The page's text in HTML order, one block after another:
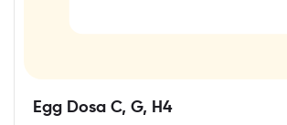
Egg Dosa C, G, H4